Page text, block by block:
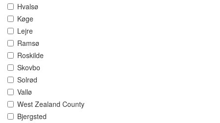
Hvalsø
Køge
Lejre
Ramsø
Roskilde
Skovbo
Solrød
Vallø
West Zealand County
Bjergsted